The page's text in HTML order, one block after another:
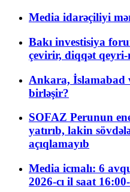
Media idarəçiliyi
Bakı investisiya
çevirir, diqqət
Ankara, İslamabad
birləşir?
SOFAZ Perunun
yatırıb, lakin
açıqlamayıb
Media icmalı: 6
2026-cı il saat